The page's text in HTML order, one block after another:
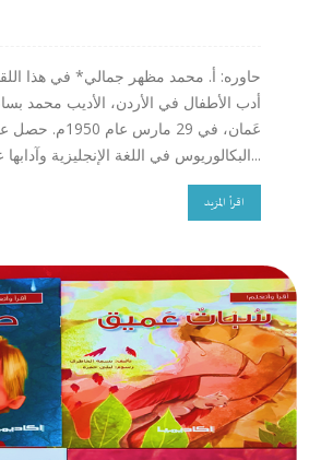
حاوره: أ. محمد مظهر جمالي* في هذا
أدب الأطفال في الأردن، الأديب محمد
عَمان، في 29 مارس
البكالوريوس في اللغة الإنجليزية وآدابها عام 1974م، ودبلوم...
اقرأ المزيد